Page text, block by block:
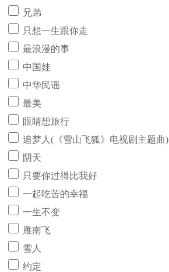
兄弟
只想一生跟你走
最浪漫的事
中国娃
中华民谣
最美
眼睛想旅行
追梦人(《雪山飞狐》电视剧主题曲)
阴天
只要你过得比我好
一起吃苦的幸福
一生不变
雁南飞
雪人
约定